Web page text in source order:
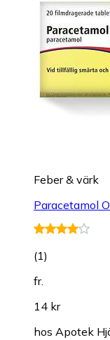
Feber & värk
Paracetamol
(1)
fr.
14 kr
hos Apotek